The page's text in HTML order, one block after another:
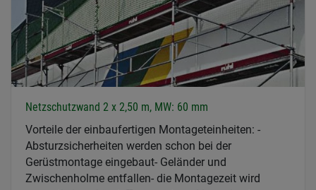
Netzschutzwand 2 x 2,50 m, MW: 60 mm
Vorteile der einbaufertigen Montageteinheiten: -
Absturzsicherheiten werden schon bei der
Gerüstmontage eingebaut- Geländer und
Zwischenholme entfallen- die Montagezeit wird